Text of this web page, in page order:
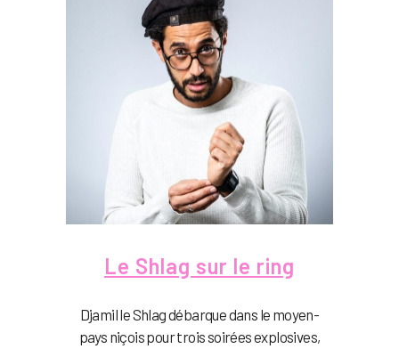
Le Shlag sur le ring
Djamil le Shlag débarque dans le moyen-
pays niçois pour trois soirées explosives,